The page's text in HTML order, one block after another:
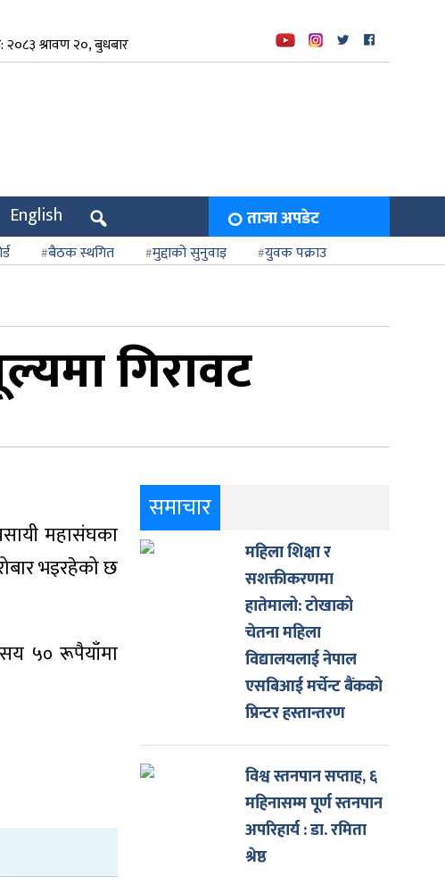
श्रावण २०, बुधबार
English ताजा अपडेट
बैठक स्थगित मुद्दाको सुनुवाइ
युवक पक्राउ
गिरावट
महासंघका
भइरहेको छ
५० रूपैयाँमा
समाचार
महिला शिक्षा र
सशक्तीकरणमा
हातेमालो: टोखाको
चेतना महिला
विद्यालयलाई नेपाल
एसबिआई मर्चेन्ट बैंकको
प्रिन्टर हस्तान्तरण
विश्व स्तनपान सप्ताह, ६
महिनासम्म पूर्ण स्तनपान
अपरिहार्य : डा. रमिता
श्रेष्ठ